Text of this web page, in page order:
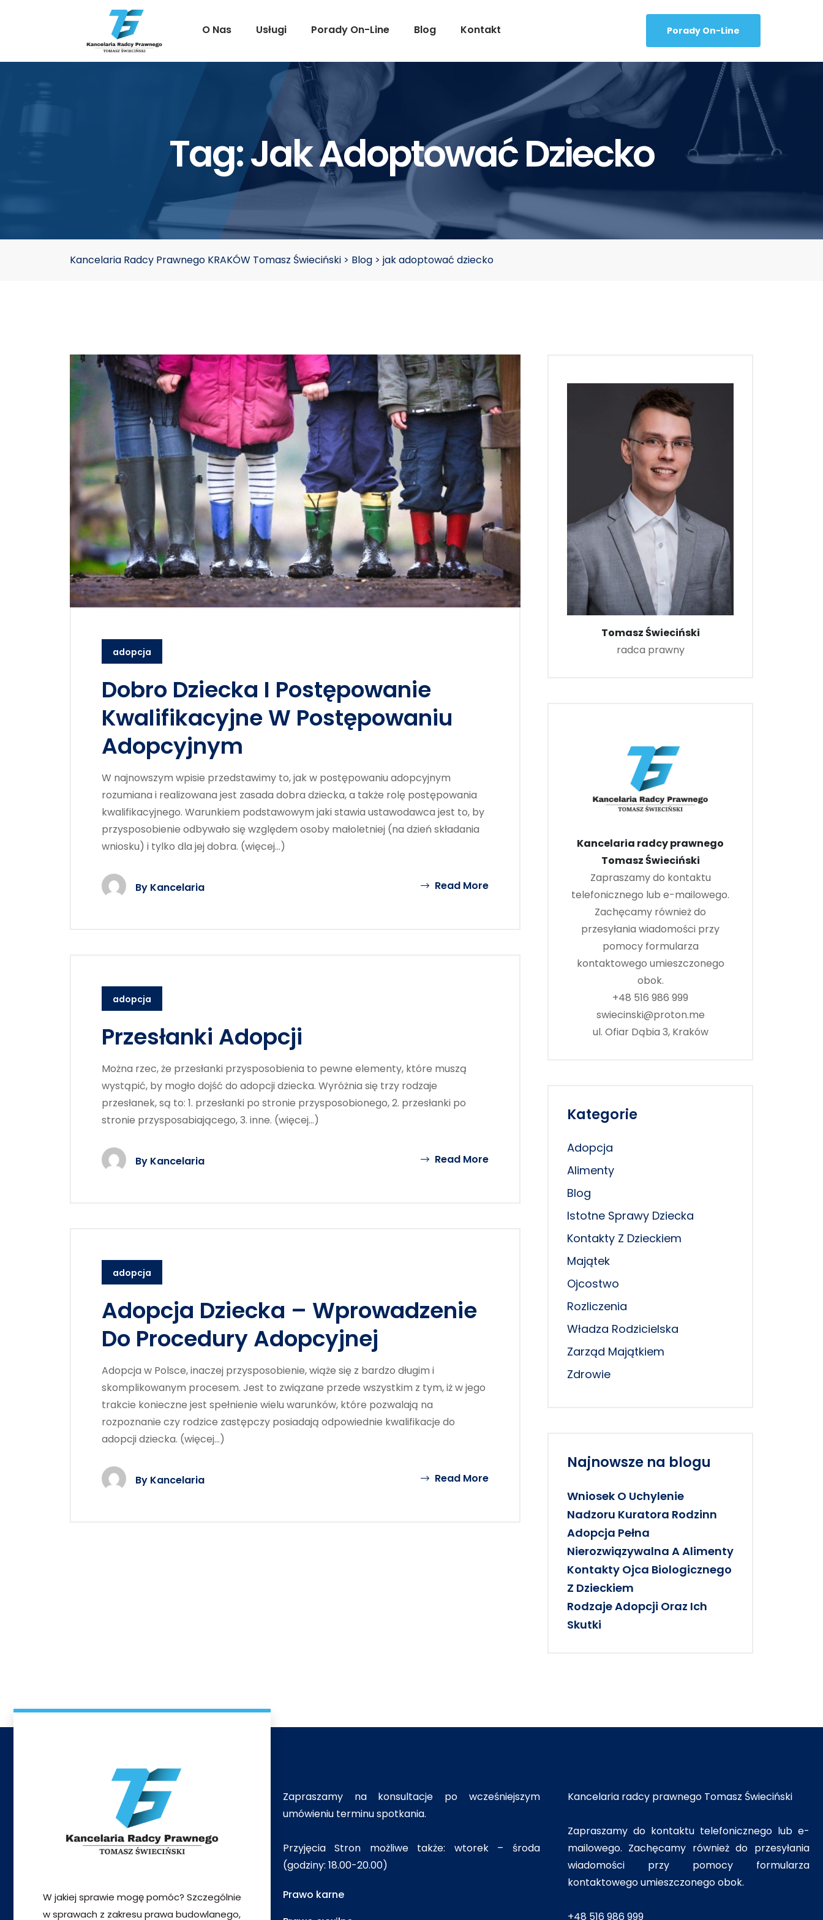
O Nas Usługi Porady On-Line Blog Kontakt Porady On-Line
Tag:Jak Adoptować Dziecko
Kancelaria Radcy Prawnego KRAKÓW Tomasz Świeciński > Blog > jak adoptować dziecko
adopcja
Dobro Dziecka I Postępowanie
Kwalifikacyjne W Postępowaniu
Adopcyjnym
W najnowszym wpisie przedstawimy to, jak w postępowaniu adopcyjnym
rozumiana i realizowana jest zasada dobra dziecka, a także rolę postępowania
kwalifikacyjnego. Warunkiem podstawowym jaki stawia ustawodawca jest to, by
przysposobienie odbywało się względem osoby małoletniej (na dzień składania
wniosku) i tylko dla jej dobra. (więcej…)
By Kancelaria Read More
adopcja
Przesłanki Adopcji
Można rzec, że przesłanki przysposobienia to pewne elementy, które muszą
wystąpić, by mogło dojść do adopcji dziecka. Wyróżnia się trzy rodzaje
przesłanek, są to: 1. przesłanki po stronie przysposobionego, 2. przesłanki po
stronie przysposabiającego, 3. inne. (więcej…)
By Kancelaria Read More
adopcja
Adopcja Dziecka – Wprowadzenie
Do Procedury Adopcyjnej
Adopcja w Polsce, inaczej przysposobienie, wiąże się z bardzo długim i
skomplikowanym procesem. Jest to związane przede wszystkim z tym, iż w jego
trakcie konieczne jest spełnienie wielu warunków, które pozwalają na
rozpoznanie czy rodzice zastępczy posiadają odpowiednie kwalifikacje do
adopcji dziecka. (więcej…)
By Kancelaria Read More
Tomasz Świeciński
radca prawny
Kancelaria radcy prawnego
Tomasz Świeciński
Zapraszamy do kontaktu
telefonicznego lub e-mailowego.
Zachęcamy również do
przesyłania wiadomości przy
pomocy formularza
kontaktowego umieszczonego
obok.
+48 516 986 999
swiecinski@proton.me
ul. Ofiar Dąbia 3, Kraków
Kategorie
Adopcja
Alimenty
Blog
Istotne Sprawy Dziecka
Kontakty Z Dzieckiem
Majątek
Ojcostwo
Rozliczenia
Władza Rodzicielska
Zarząd Majątkiem
Zdrowie
Najnowsze na blogu
Wniosek O Uchylenie
Nadzoru Kuratora Rodzinn
Adopcja Pełna
Nierozwiązywalna A Alimenty
Kontakty Ojca Biologicznego
Z Dzieckiem
Rodzaje Adopcji Oraz Ich
Skutki
W jakiej sprawie mogę pomóc? Szczególnie
w sprawach z zakresu prawa budowlanego,
Zapraszamy na konsultacje po wcześniejszym
umówieniu terminu spotkania.
Przyjęcia Stron możliwe także: wtorek – środa
(godziny: 18.00-20.00)
Prawo karne
Kancelaria radcy prawnego Tomasz Świeciński
Zapraszamy do kontaktu telefonicznego lub e-
mailowego. Zachęcamy również do przesyłania
wiadomości przy pomocy formularza
kontaktowego umieszczonego obok.
+48 516 986 999